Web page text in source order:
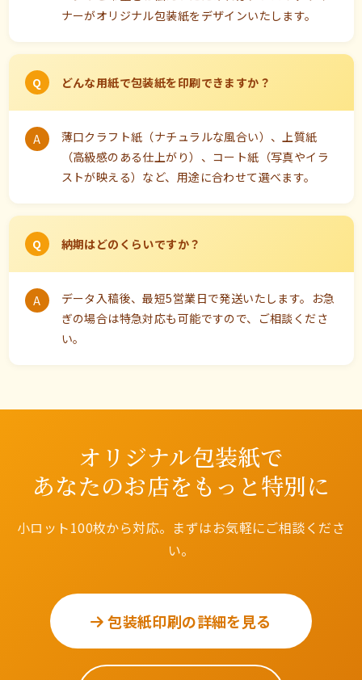
ナーがオリジナル包装紙をデザインいたします。
どんな用紙で包装紙を印刷できますか？
薄口クラフト紙（ナチュラルな風合い）、上質紙
（高級感のある仕上がり）、コート紙（写真やイラ
ストが映える）など、用途に合わせて選べます。
納期はどのくらいですか？
データ入稿後、最短5営業日で発送いたします。お急
ぎの場合は特急対応も可能ですので、ご相談くださ
い。
オリジナル包装紙で
あなたのお店をもっと特別に
小ロット100枚から対応。まずはお気軽にご相談くださ
い。
包装紙印刷の詳細を見る